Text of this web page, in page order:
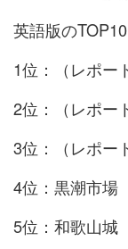
英語版の
1位：（レポー
2位：（レポー
3位：（レポー
4位：黒潮市場
5位：和歌山城